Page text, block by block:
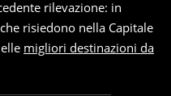
rilevazione: in
risiedono nella Capitale
migliori destinazioni da